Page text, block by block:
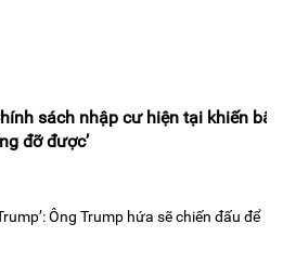
sách nhập cư hiện tại khiến bất
đỡ được’